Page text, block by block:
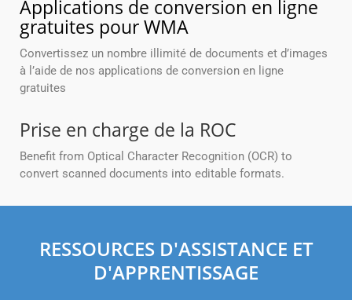
Applications de conversion en ligne
gratuites pour WMA
Convertissez un nombre illimité de documents et d’images
à l’aide de nos applications de conversion en ligne
gratuites
Prise en charge de la ROC
Benefit from Optical Character Recognition (OCR) to
convert scanned documents into editable formats.
RESSOURCES D'ASSISTANCE ET
D'APPRENTISSAGE